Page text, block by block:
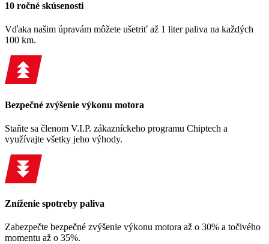
10 ročné skúsenosti
Vďaka našim úpravám môžete ušetriť až 1 liter paliva na každých
100 km.
Bezpečné zvýšenie výkonu motora
Staňte sa členom V.I.P. zákazníckeho programu Chiptech a
využívajte všetky jeho výhody.
Zníženie spotreby paliva
Zabezpečte bezpečné zvýšenie výkonu motora až o 30% a točivého
momentu až o 35%.